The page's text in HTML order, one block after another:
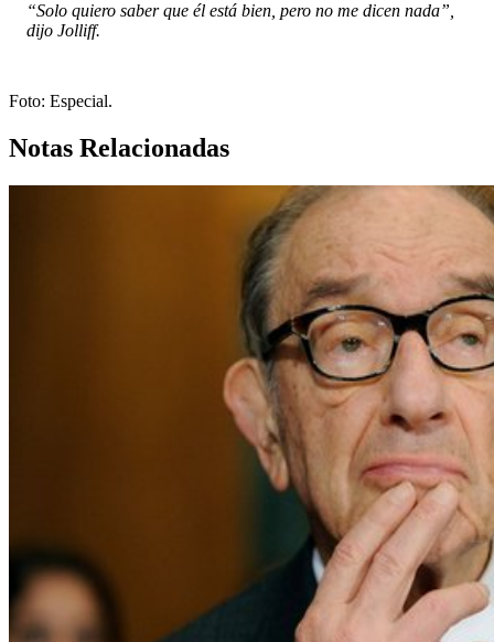
“Solo quiero saber que él está bien, pero no me dicen nada”,
dijo Jolliff.
Foto: Especial.
Notas Relacionadas